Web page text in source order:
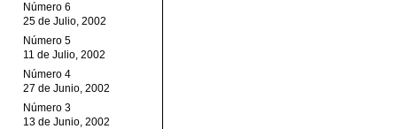
Número 6
25 de Julio, 2002
Número 5
11 de Julio, 2002
Número 4
27 de Junio, 2002
Número 3
13 de Junio, 2002